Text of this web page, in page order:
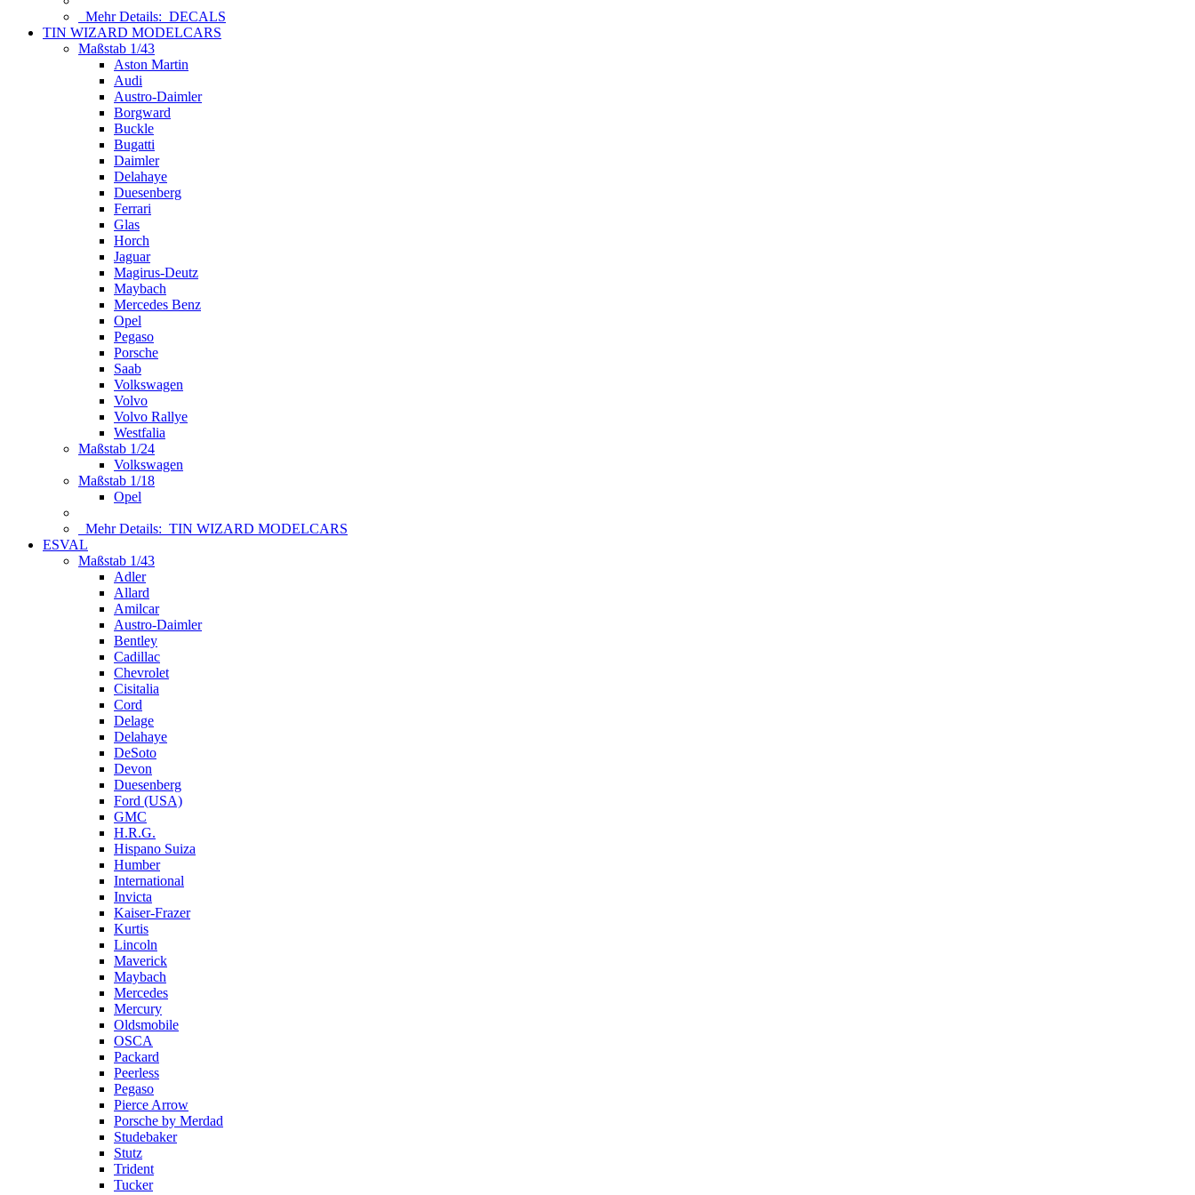
Mehr Details: DECALS
TIN WIZARD MODELCARS
Maßstab 1/43
Aston Martin
Audi
Austro-Daimler
Borgward
Buckle
Bugatti
Daimler
Delahaye
Duesenberg
Ferrari
Glas
Horch
Jaguar
Magirus-Deutz
Maybach
Mercedes Benz
Opel
Pegaso
Porsche
Saab
Volkswagen
Volvo
Volvo Rallye
Westfalia
Maßstab 1/24
Volkswagen
Maßstab 1/18
Opel
Mehr Details: TIN WIZARD MODELCARS
ESVAL
Maßstab 1/43
Adler
Allard
Amilcar
Austro-Daimler
Bentley
Cadillac
Chevrolet
Cisitalia
Cord
Delage
Delahaye
DeSoto
Devon
Duesenberg
Ford (USA)
GMC
H.R.G.
Hispano Suiza
Humber
International
Invicta
Kaiser-Frazer
Kurtis
Lincoln
Maverick
Maybach
Mercedes
Mercury
Oldsmobile
OSCA
Packard
Peerless
Pegaso
Pierce Arrow
Porsche by Merdad
Studebaker
Stutz
Trident
Tucker